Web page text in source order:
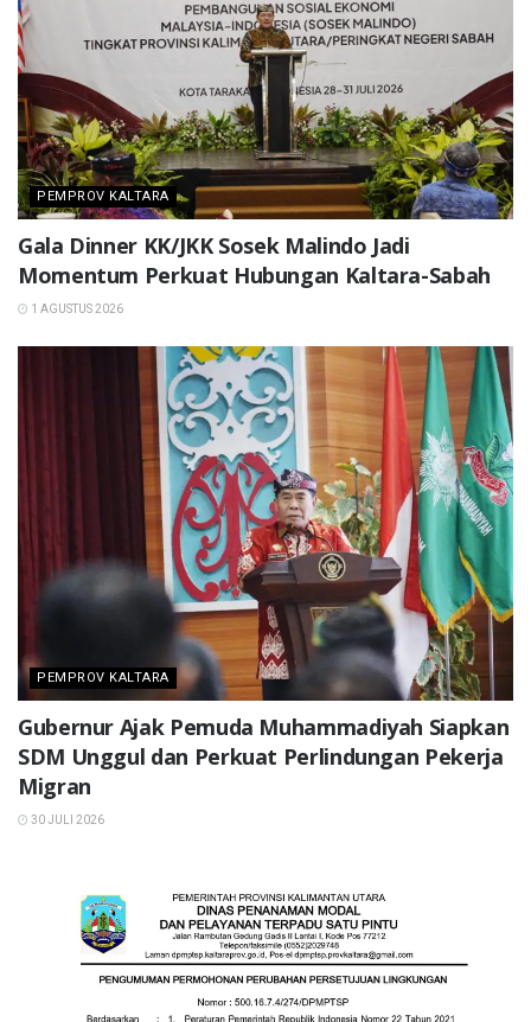
PEMPROV KALTARA
Gala Dinner KK/JKK Sosek Malindo Jadi
Momentum Perkuat Hubungan Kaltara-Sabah
1 AGUSTUS 2026
PEMPROV KALTARA
Gubernur Ajak Pemuda Muhammadiyah Siapkan
SDM Unggul dan Perkuat Perlindungan Pekerja
Migran
30 JULI 2026